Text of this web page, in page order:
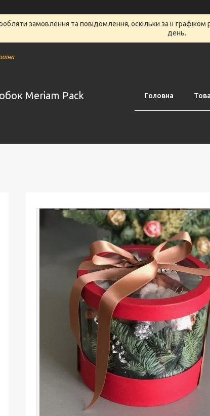
замовлення та повідомлення, оскільки за її
день.
Meriam Pack Головна